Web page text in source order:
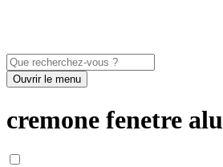
Ouvrir le menu
cremone fenetre alu